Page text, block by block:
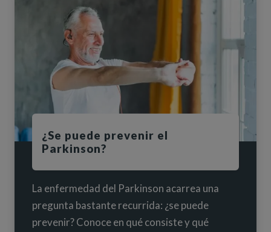
¿Se puede prevenir el
Parkinson?
La enfermedad del Parkinson acarrea una
pregunta bastante recurrida: ¿se puede
prevenir? Conoce en qué consiste y qué